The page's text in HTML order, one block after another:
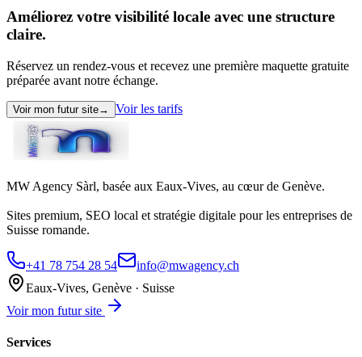
Améliorez votre visibilité locale avec une structure
claire.
Réservez un rendez-vous et recevez une première maquette gratuite
préparée avant notre échange.
Voir mon futur site→ Voir les tarifs
MW Agency Sàrl, basée aux Eaux-Vives, au cœur de Genève.
Sites premium, SEO local et stratégie digitale pour les entreprises de
Suisse romande.
+41 78 754 28 54
info@mwagency.ch
Eaux-Vives, Genève · Suisse
Voir mon futur site
Services